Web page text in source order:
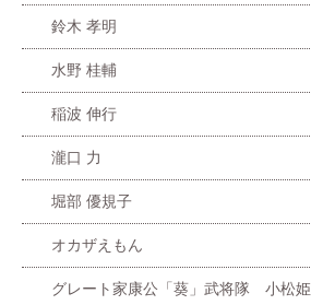
鈴木 孝明
水野 桂輔
稲波 伸行
瀧口 力
堀部 優規子
オカザえもん
グレート家康公「葵」武将隊 小松姫